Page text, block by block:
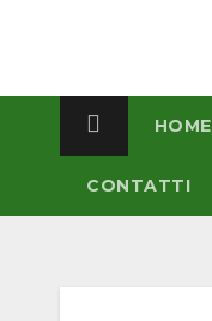
HOME
CONTATTI